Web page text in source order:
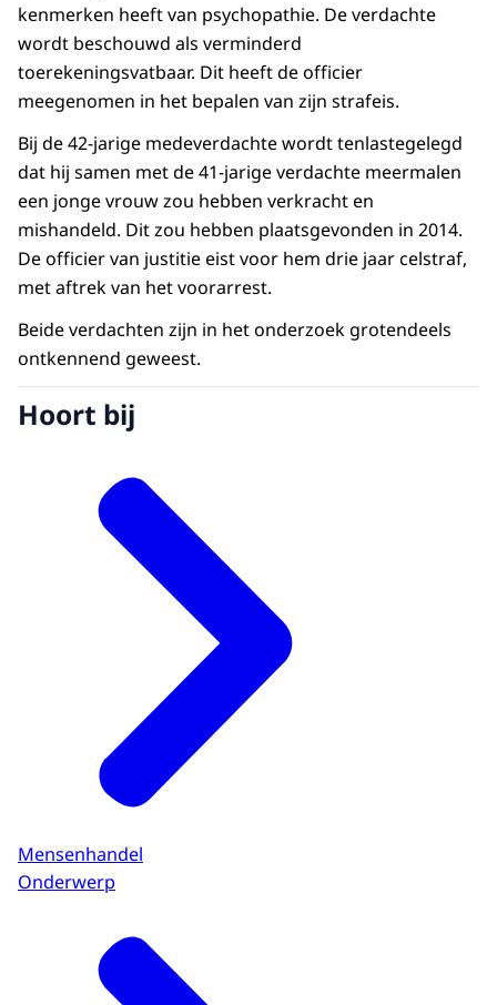
kenmerken heeft van psychopathie. De verdachte
wordt beschouwd als verminderd
toerekeningsvatbaar. Dit heeft de officier
meegenomen in het bepalen van zijn strafeis.
Bij de 42-jarige medeverdachte wordt tenlastegelegd
dat hij samen met de 41-jarige verdachte meermalen
een jonge vrouw zou hebben verkracht en
mishandeld. Dit zou hebben plaatsgevonden in 2014.
De officier van justitie eist voor hem drie jaar celstraf,
met aftrek van het voorarrest.
Beide verdachten zijn in het onderzoek grotendeels
ontkennend geweest.
Hoort bij
Mensenhandel
Onderwerp